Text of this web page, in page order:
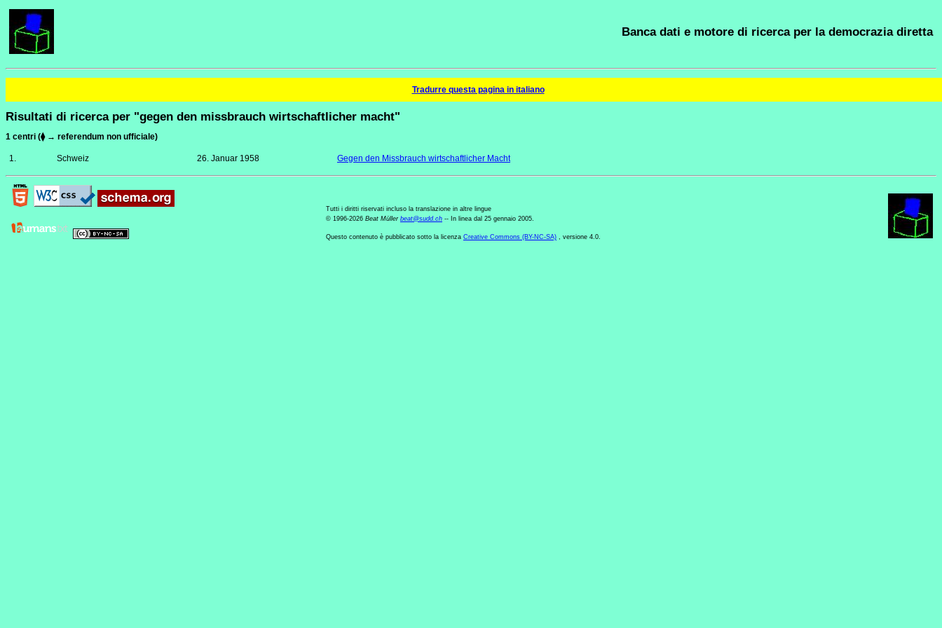
Banca dati e motore di ricerca per la democrazia diretta
Tradurre questa pagina in italiano
Risultati di ricerca per "gegen den missbrauch wirtschaftlicher macht"
1 centri (⧫ → referendum non ufficiale)
1. Schweiz 26. Januar 1958 Gegen den Missbrauch wirtschaftlicher Macht
Tutti i diritti riservati incluso la translazione in altre lingue
© 1996-2026 Beat Müller beat@sudd.ch -- In linea dal 25 gennaio 2005.
Questo contenuto è pubblicato sotto la licenza Creative Commons (BY-NC-SA) , versione 4.0.